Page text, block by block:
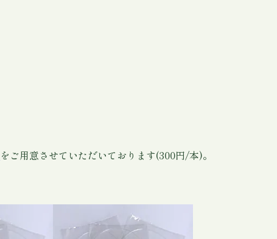
をご用意させていただいております(300円/本)。